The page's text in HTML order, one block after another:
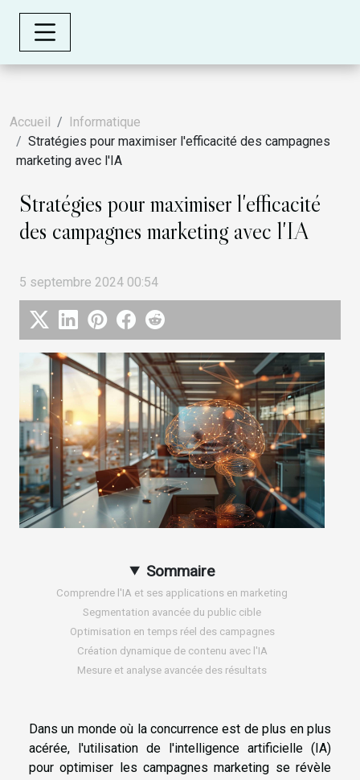
Accueil
Informatique
Stratégies pour maximiser l'efficacité des campagnes
marketing avec l'IA
Stratégies pour maximiser l'efficacité
des campagnes marketing avec l'IA
5 septembre 2024 00:54
Sommaire
Comprendre l'IA et ses applications en marketing
Segmentation avancée du public cible
Optimisation en temps réel des campagnes
Création dynamique de contenu avec l'IA
Mesure et analyse avancée des résultats
Dans un monde où la concurrence est de plus en plus
acérée, l'utilisation de l'intelligence artificielle (IA)
pour optimiser les campagnes marketing se révèle